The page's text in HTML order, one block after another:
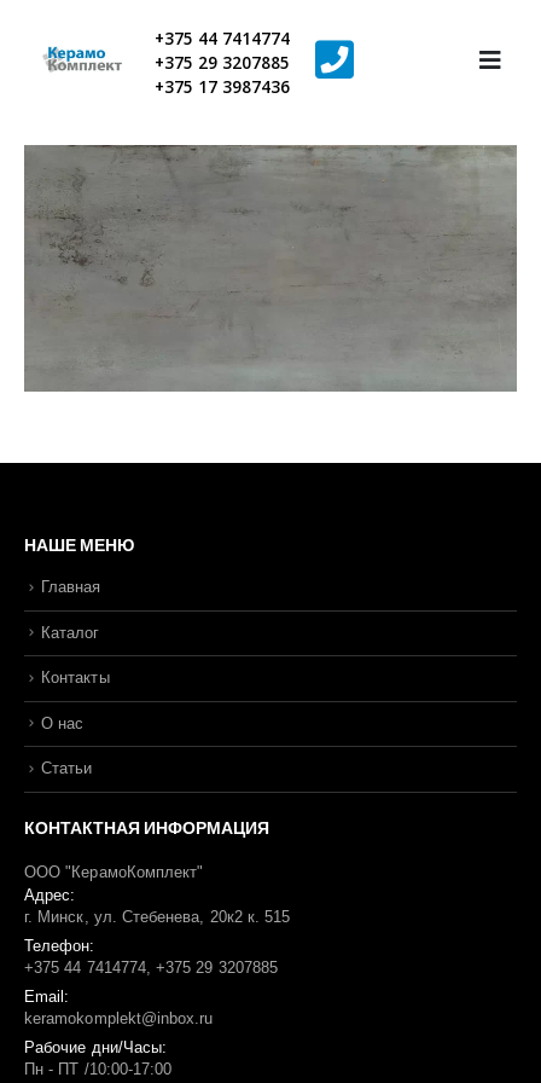
+375 44 7414774
+375 29 3207885
+375 17 3987436
НАШЕ МЕНЮ
Главная
Каталог
Контакты
О нас
Статьи
КОНТАКТНАЯ ИНФОРМАЦИЯ
ООО "КерамоКомплект"
Адрес:
г. Минск, ул. Стебенева, 20к2 к. 515
Телефон:
+375 44 7414774, +375 29 3207885
Email:
keramokomplekt@inbox.ru
Рабочие дни/Часы:
Пн - ПТ /10:00-17:00